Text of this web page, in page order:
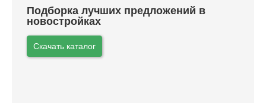
Подборка лучших предложений в
новостройках
Скачать каталог